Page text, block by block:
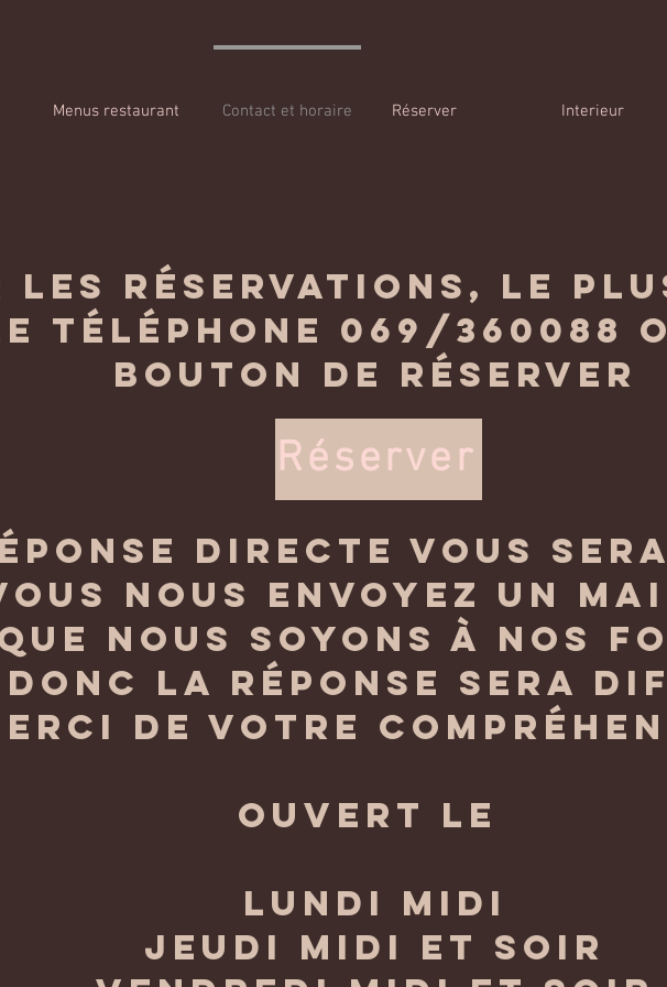
Menus restaurant Contact et horaire Réserver Interieur
les réservations, le
téléphone 069/360088
bouton de réserver
directe vous
nous envoyez un
nous soyons à nos
la réponse sera
de votre
ouvert le
lundi midi
jeudi midi et soir
Réserver